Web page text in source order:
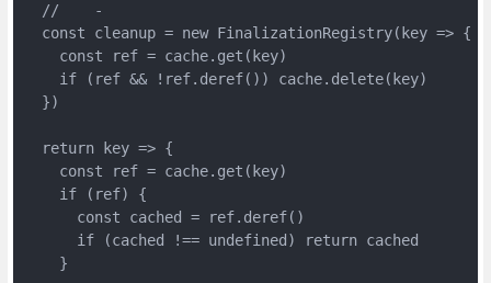
  //    -
  const cleanup = new FinalizationRegistry(key => {
    const ref = cache.get(key)
    if (ref && !ref.deref()) cache.delete(key)
  })
  return key => {
    const ref = cache.get(key)
    if (ref) {
      const cached = ref.deref()
      if (cached !== undefined) return cached
    }